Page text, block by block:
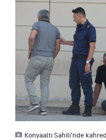
Konyaaltı Sahili'nde